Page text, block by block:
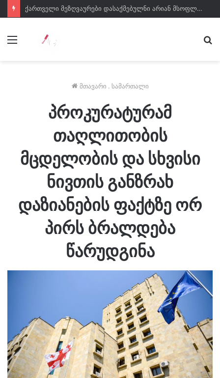
ქართველი მეზღვაურები დასაქმებულნი არიან მსოფლიო სავაჭრო ფლოტის დაახლოებით 80%-ში – საზღვაო ტრანსპორტის სააგენტოს დირექტორი
მენიუ
მთავარი . სამართალი
პროკურატურამ
თაღლითობის
მცდელობის და სხვისი
ნივთის განზრახ
დაზიანების ფაქტზე ორ
პირს ბრალდება
წარუდგინა